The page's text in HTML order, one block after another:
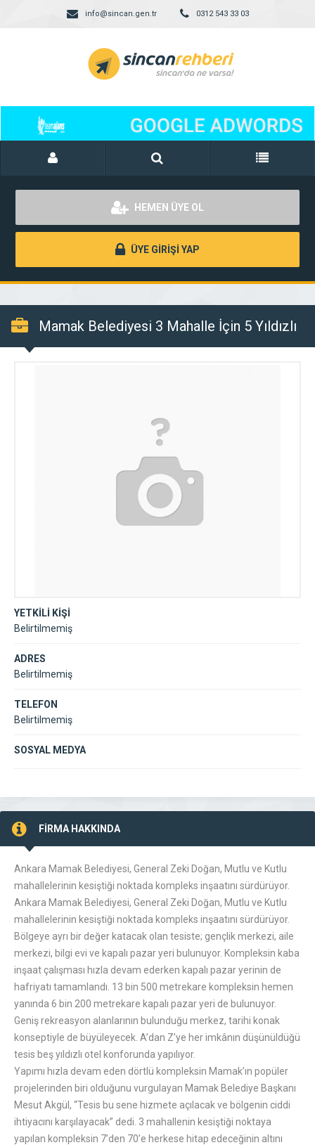
info@sincan.gen.tr 0312 543 33 03
HEMEN ÜYE OL
ÜYE GİRİŞİ YAP
Mamak Belediyesi 3 Mahalle İçin 5 Yıldızlı
YETKİLİ KİŞİ
Belirtilmemiş
ADRES
Belirtilmemiş
TELEFON
Belirtilmemiş
SOSYAL MEDYA
FİRMA HAKKINDA
Ankara Mamak Belediyesi, General Zeki Doğan, Mutlu ve Kutlu
mahallelerinin kesiştiği noktada kompleks inşaatını sürdürüyor.
Ankara Mamak Belediyesi, General Zeki Doğan, Mutlu ve Kutlu
mahallelerinin kesiştiği noktada kompleks inşaatını sürdürüyor.
Bölgeye ayrı bir değer katacak olan tesiste; gençlik merkezi, aile
merkezi, bilgi evi ve kapalı pazar yeri bulunuyor. Kompleksin kaba
inşaat çalışması hızla devam ederken kapalı pazar yerinin de
hafriyatı tamamlandı. 13 bin 500 metrekare kompleksin hemen
yanında 6 bin 200 metrekare kapalı pazar yeri de bulunuyor.
Geniş rekreasyon alanlarının bulunduğu merkez, tarihi konak
konseptiyle de büyüleyecek. A’dan Z’ye her imkânın düşünüldüğü
tesis beş yıldızlı otel konforunda yapılıyor.
Yapımı hızla devam eden dörtlü kompleksin Mamak’ın popüler
projelerinden biri olduğunu vurgulayan Mamak Belediye Başkanı
Mesut Akgül, “Tesis bu sene hizmete açılacak ve bölgenin ciddi
ihtiyacını karşılayacak” dedi. 3 mahallenin kesiştiği noktaya
yapılan kompleksin 7’den 70’e herkese hitap edeceğinin altını